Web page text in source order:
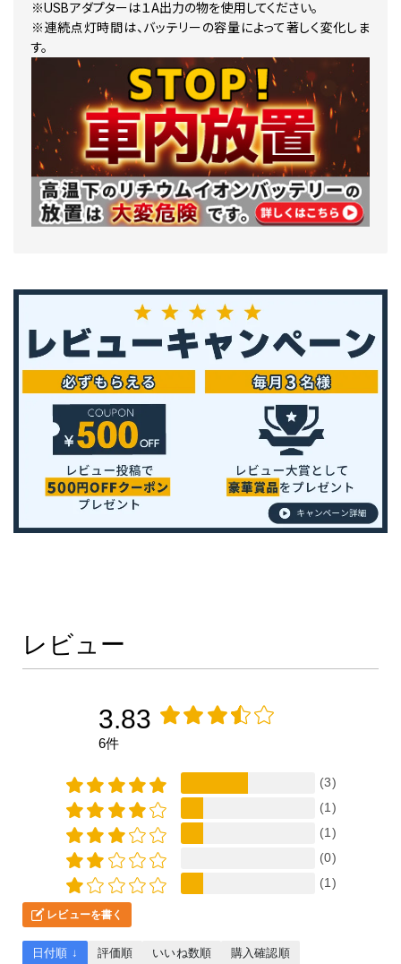
※USBアダプターは１A出力の物を使用してください。
※連続点灯時間は、バッテリーの容量によって著しく変化しま
す。
レビュー
3.83
6件
(3)
(1)
(1)
(0)
(1)
レビューを書く
日付順 ↓ 評価順 いいね数順
購入確認順